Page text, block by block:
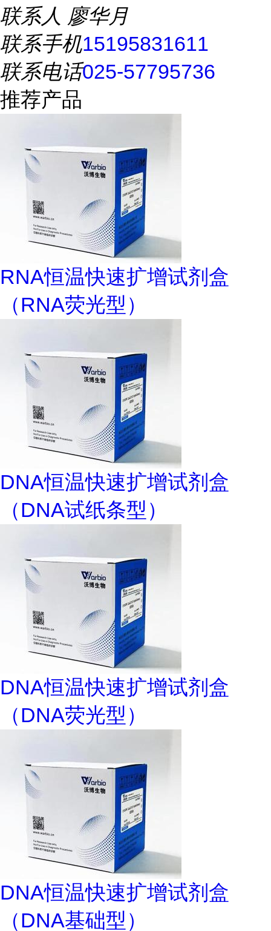
联系人 廖华月
联系手机15195831611
联系电话025-57795736
推荐产品
RNA恒温快速扩增试剂盒
（RNA荧光型）
DNA恒温快速扩增试剂盒
（DNA试纸条型）
DNA恒温快速扩增试剂盒
（DNA荧光型）
DNA恒温快速扩增试剂盒
（DNA基础型）